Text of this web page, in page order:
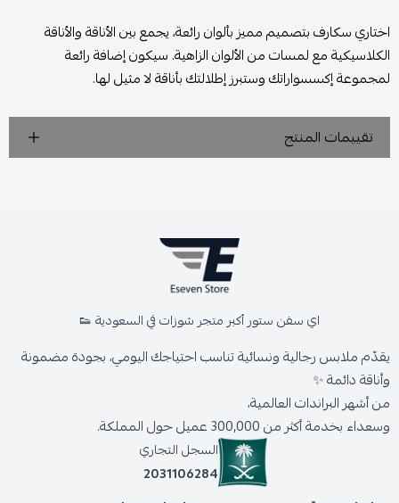
اختاري سكارف بتصميم مميز بألوان رائعة، يجمع بين الأناقة والأناقة
الكلاسيكية مع لمسات من الألوان الزاهية. سيكون إضافة رائعة
لمجموعة إكسسواراتك وستبرز إطلالتك بأناقة لا مثيل لها.
تقييمات المنتج
اي سفن ستور أكبر متجر شوزات في السعودية 👟
يقدّم ملابس رجالية ونسائية تناسب احتياجك اليومي، بجودة مضمونة
وأناقة دائمة ✨
من أشهر البراندات العالمية،
وسعداء بخدمة أكثر من 300,000 عميل حول المملكة.
السجل التجاري
2031106284